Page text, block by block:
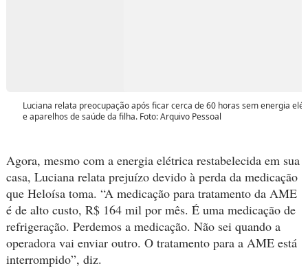
Luciana relata preocupação após ficar cerca de 60 horas sem energia
e aparelhos de saúde da filha. Foto: Arquivo Pessoal
Agora, mesmo com a energia elétrica restabelecida em sua
casa, Luciana relata prejuízo devido à perda da medicação
que Heloísa toma. “A medicação para tratamento da AME
é de alto custo, R$ 164 mil por mês. É uma medicação de
refrigeração. Perdemos a medicação. Não sei quando a
operadora vai enviar outro. O tratamento para a AME está
interrompido”, diz.